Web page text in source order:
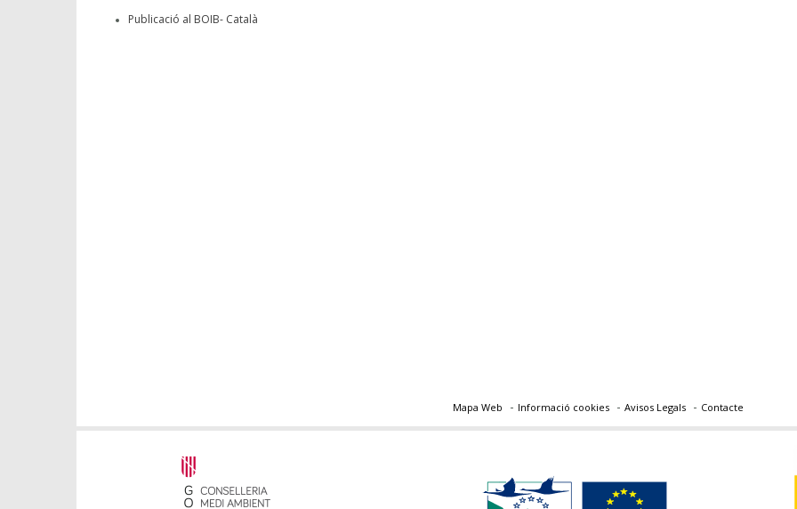
Publicació al BOIB- Català
Mapa Web Informació cookies Avisos Legals Contacte